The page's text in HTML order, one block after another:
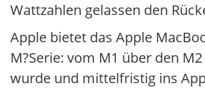
Wattzahlen gelassen den
Apple bietet das Apple
M?Serie: vom M1 über den
wurde und mittelfristig ins